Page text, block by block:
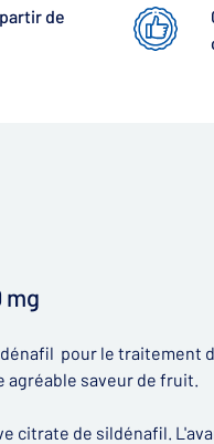
de
mg
pour le traitement
agréable saveur de fruit.
citrate de sildénafil.